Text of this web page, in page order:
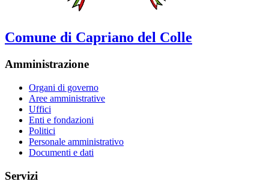
Comune di Capriano del Colle
Amministrazione
Organi di governo
Aree amministrative
Uffici
Enti e fondazioni
Politici
Personale amministrativo
Documenti e dati
Servizi